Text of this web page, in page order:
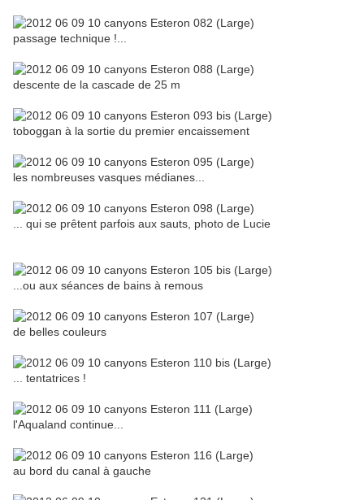
passage technique !...
descente de la cascade de 25 m
toboggan à la sortie du premier encaissement
les nombreuses vasques médianes...
... qui se prêtent parfois aux sauts, photo de Lucie
...ou aux séances de bains à remous
de belles couleurs
... tentatrices !
l'Aqualand continue...
au bord du canal à gauche